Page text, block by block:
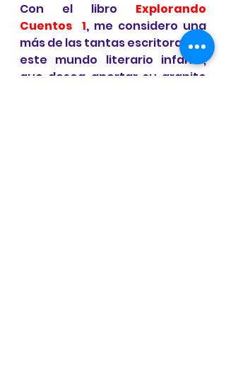
Con el libro Explorando
Cuentos  1, me considero una
más de las tantas escritoras de
este mundo literario infantil,
que desea aportar su granito